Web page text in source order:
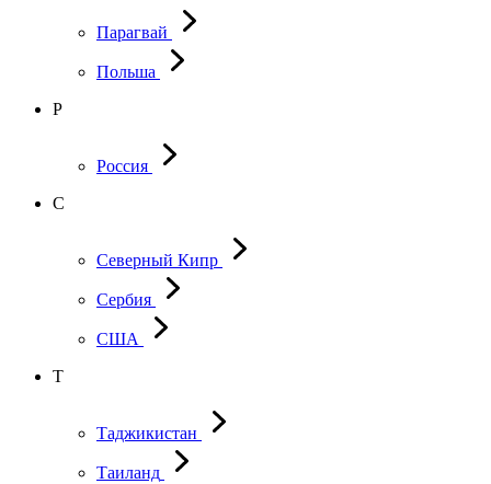
Парагвай
Польша
Р
Россия
С
Северный Кипр
Сербия
США
Т
Таджикистан
Таиланд